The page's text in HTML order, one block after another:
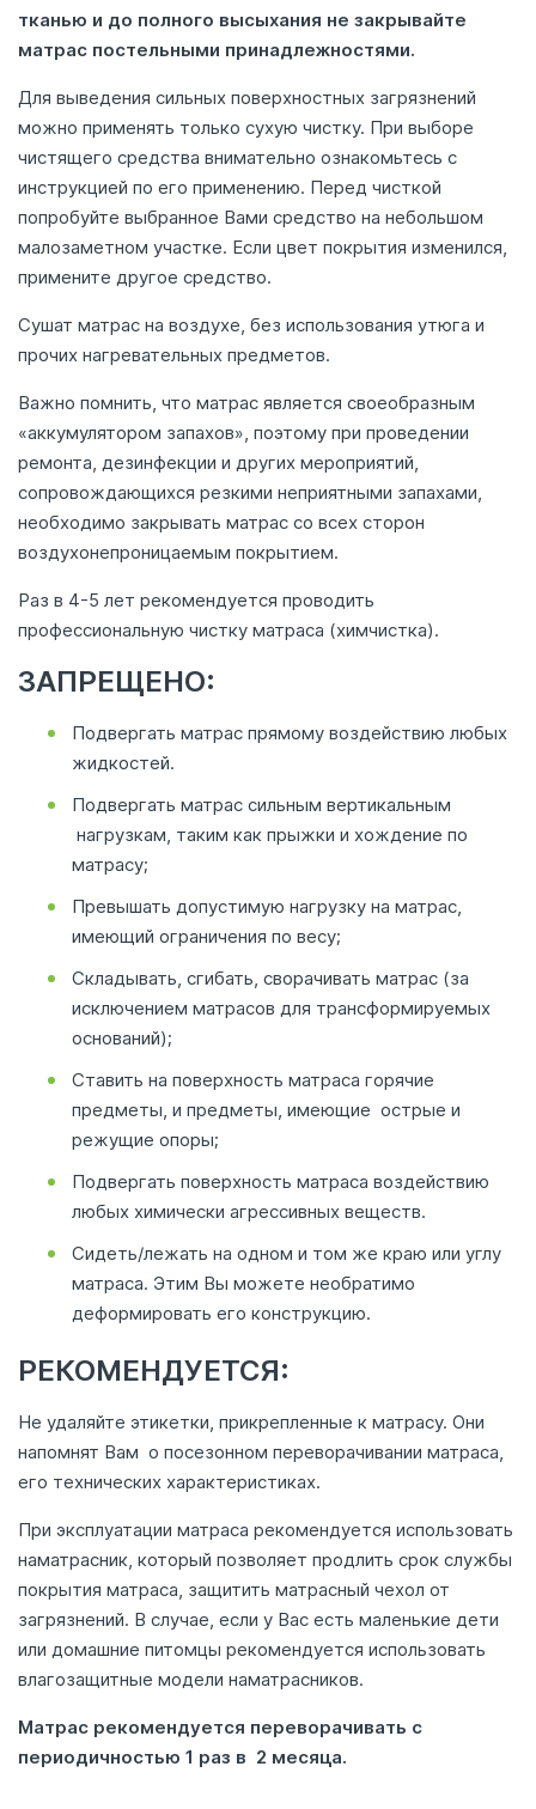
тканью и до полного высыхания не закрывайте
матрас постельными принадлежностями.
Для выведения сильных поверхностных загрязнений
можно применять только сухую чистку. При выборе
чистящего средства внимательно ознакомьтесь с
инструкцией по его применению. Перед чисткой
попробуйте выбранное Вами средство на небольшом
малозаметном участке. Если цвет покрытия изменился,
примените другое средство.
Сушат матрас на воздухе, без использования утюга и
прочих нагревательных предметов.
Важно помнить, что матрас является своеобразным
«аккумулятором запахов», поэтому при проведении
ремонта, дезинфекции и других мероприятий,
сопровождающихся резкими неприятными запахами,
необходимо закрывать матрас со всех сторон
воздухонепроницаемым покрытием.
Раз в 4-5 лет рекомендуется проводить
профессиональную чистку матраса (химчистка).
ЗАПРЕЩЕНО:
Подвергать матрас прямому воздействию любых
жидкостей.
Подвергать матрас сильным вертикальным
нагрузкам, таким как прыжки и хождение по
матрасу;
Превышать допустимую нагрузку на матрас,
имеющий ограничения по весу;
Складывать, сгибать, сворачивать матрас (за
исключением матрасов для трансформируемых
оснований);
Ставить на поверхность матраса горячие
предметы, и предметы, имеющие острые и
режущие опоры;
Подвергать поверхность матраса воздействию
любых химически агрессивных веществ.
Сидеть/лежать на одном и том же краю или углу
матраса. Этим Вы можете необратимо
деформировать его конструкцию.
РЕКОМЕНДУЕТСЯ:
Не удаляйте этикетки, прикрепленные к матрасу. Они
напомнят Вам о посезонном переворачивании матраса,
его технических характеристиках.
При эксплуатации матраса рекомендуется использовать
наматрасник, который позволяет продлить срок службы
покрытия матраса, защитить матрасный чехол от
загрязнений. В случае, если у Вас есть маленькие дети
или домашние питомцы рекомендуется использовать
влагозащитные модели наматрасников.
Матрас рекомендуется переворачивать с
периодичностью 1 раз в 2 месяца.